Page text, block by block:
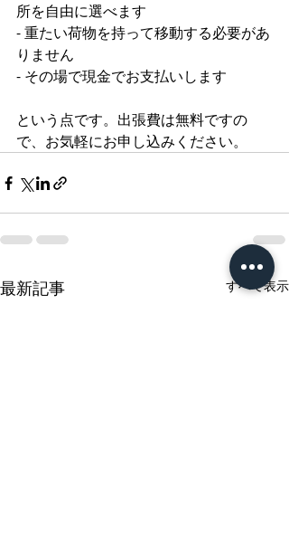
所を自由に選べます
- 重たい荷物を持って移動する必要があ
りません
- その場で現金でお支払いします
という点です。出張費は無料ですの
で、お気軽にお申し込みください。
最新記事 すべて表示